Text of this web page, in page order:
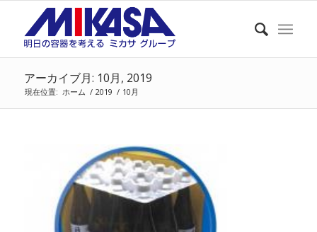
アーカイブ月: 10月, 2019
現在位置: ホーム / 2019 / 10月